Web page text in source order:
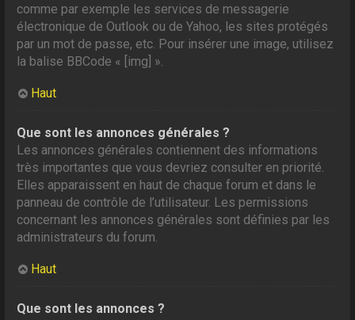
comme par exemple les services de messagerie
électronique de Outlook ou de Yahoo, les sites protégés
par un mot de passe, etc. Pour insérer une image, utilisez
la balise BBCode « [img] ».
Haut
Que sont les annonces générales ?
Les annonces générales contiennent des informations
très importantes que vous devriez consulter en priorité.
Elles apparaissent en haut de chaque forum et dans le
panneau de contrôle de l’utilisateur. Les permissions
concernant les annonces générales sont définies par les
administrateurs du forum.
Haut
Que sont les annonces ?